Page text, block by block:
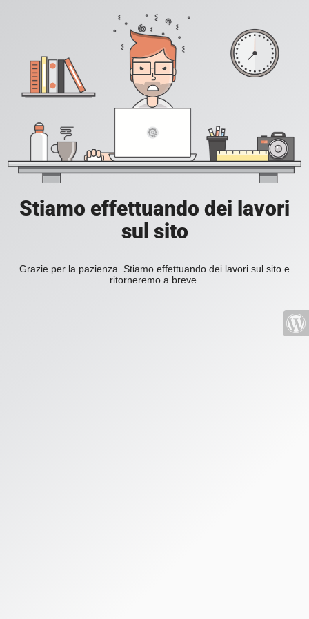
Stiamo effettuando dei lavori
sul sito
Grazie per la pazienza. Stiamo effettuando dei lavori sul sito e
ritorneremo a breve.